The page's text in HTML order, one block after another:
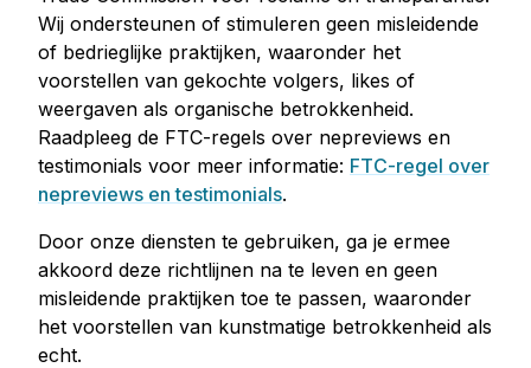
Wij ondersteunen of stimuleren geen misleidende
of bedrieglijke praktijken, waaronder het
voorstellen van gekochte volgers, likes of
weergaven als organische betrokkenheid.
Raadpleeg de FTC-regels over nepreviews en
testimonials voor meer informatie: FTC-regel over
nepreviews en testimonials.
Door onze diensten te gebruiken, ga je ermee
akkoord deze richtlijnen na te leven en geen
misleidende praktijken toe te passen, waaronder
het voorstellen van kunstmatige betrokkenheid als
echt.